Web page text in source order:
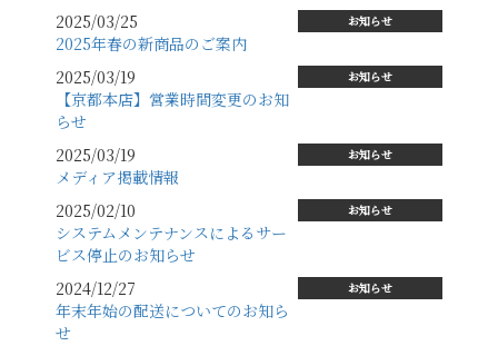
2025/03/25
お知らせ
2025年春の新商品のご案内
2025/03/19
お知らせ
【京都本店】営業時間変更のお知
らせ
2025/03/19
お知らせ
メディア掲載情報
2025/02/10
お知らせ
システムメンテナンスによるサー
ビス停止のお知らせ
2024/12/27
お知らせ
年末年始の配送についてのお知ら
せ